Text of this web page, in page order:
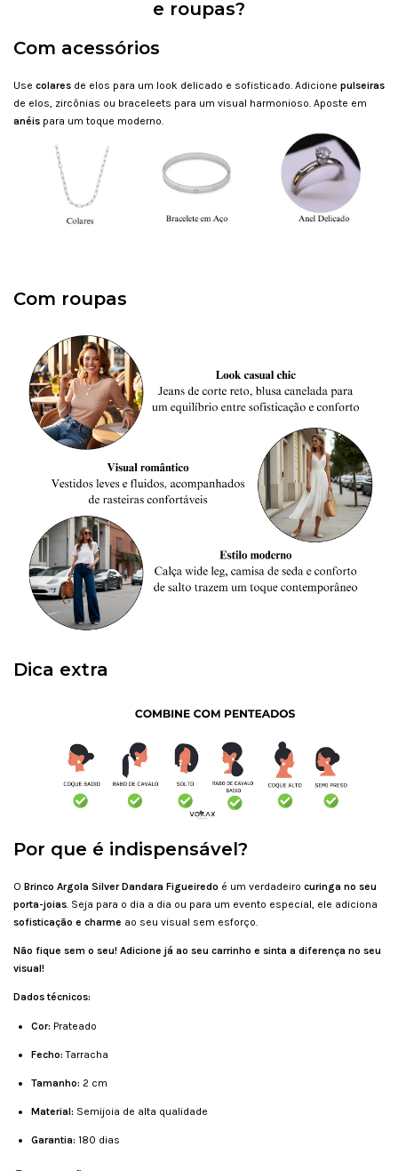
e roupas?
Com acessórios
Use colares de elos para um look delicado e sofisticado. Adicione pulseiras
de elos, zircônias ou braceleets para um visual harmonioso. Aposte em
anéis para um toque moderno.
Com roupas
Dica extra
Por que é indispensável?
O Brinco Argola Silver Dandara Figueiredo é um verdadeiro curinga no seu
porta-joias . Seja para o dia a dia ou para um evento especial, ele adiciona
sofisticação e charme ao seu visual sem esforço.
Não fique sem o seu! Adicione já ao seu carrinho e sinta a diferença no seu
visual!
Dados técnicos:
Cor: Prateado
Fecho:Tarracha
Tamanho: 2 cm
Material: Semijoia de alta qualidade
Garantia: 180 dias